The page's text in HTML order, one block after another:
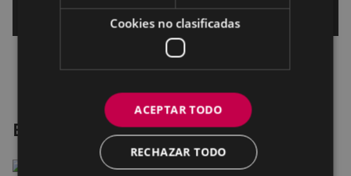
El pregón
Cookies no clasificadas
ACEPTAR TODO
RECHAZAR TODO